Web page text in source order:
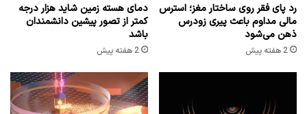
رد پای فقر روی ساختار مغز؛ استرس
مالی مداوم باعث پیری زودرس
ذهن می‌شود
2 هفته پیش
دمای هسته زمین شاید هزار درجه
کمتر از تصور پیشین دانشمندان
باشد
2 هفته پیش